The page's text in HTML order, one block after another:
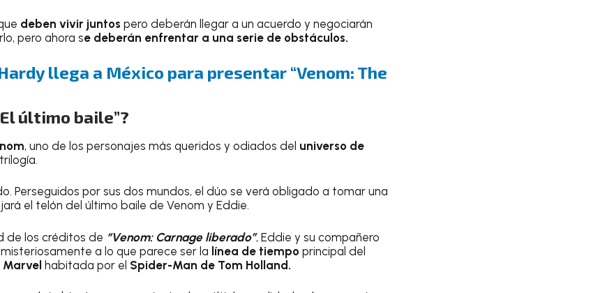
deben vivir juntos pero deberán llegar a un acuerdo y negociarán
pero ahora se deberán enfrentar a una serie de obstáculos.
llega a México para presentar “Venom: The
último baile”?
, uno de los personajes más queridos y odiados del universo de
Perseguidos por sus dos mundos, el dúo se verá obligado a tomar una
el telón del último baile de Venom y Eddie.
de los créditos de “Venom: Carnage liberado”, Eddie y su compañero
a lo que parece ser la línea de tiempo principal del
Marvel habitada por el Spider-Man de Tom Holland.